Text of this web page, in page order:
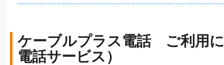
ケーブルプラス電話 ご利用
電話サービス）